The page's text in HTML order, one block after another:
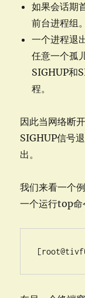
如果会话期
前台进程组。
一个进程退
任意一个孤
SIGHUP和
程。
因此当网络断
SIGHUP信号
出。
我们来看一个
一个运行top命